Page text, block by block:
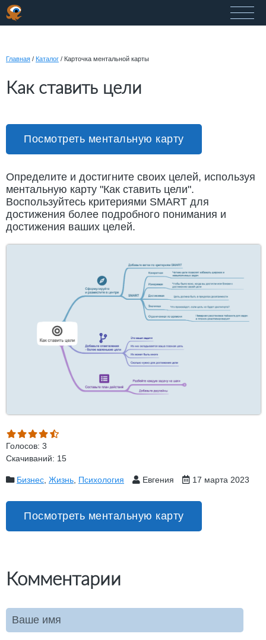
Главная / Каталог / Карточка ментальной карты
Как ставить цели
Посмотреть ментальную карту
Определите и достигните своих целей, используя
ментальную карту "Как ставить цели".
Воспользуйтесь критериями SMART для
достижения более подробного понимания и
достижения ваших целей.
Голосов: 3
Скачиваний: 15
Бизнес Жизнь Психология Евгения 17 марта 2023
Посмотреть ментальную карту
Комментарии
Ваше имя